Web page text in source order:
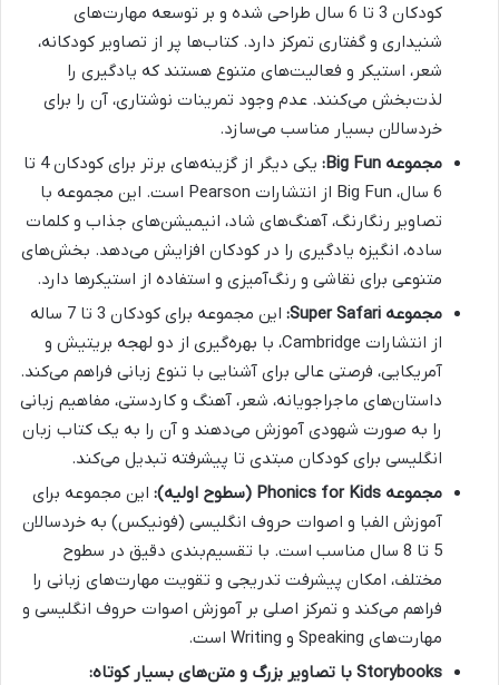
کودکان 3 تا 6 سال طراحی شده و بر توسعه مهارت‌های
شنیداری و گفتاری تمرکز دارد. کتاب‌ها پر از تصاویر کودکانه،
شعر، استیکر و فعالیت‌های متنوع هستند که یادگیری را
لذت‌بخش می‌کنند. عدم وجود تمرینات نوشتاری، آن را برای
خردسالان بسیار مناسب می‌سازد.
مجموعه Big Fun:
یکی دیگر از گزینه‌های برتر برای کودکان 4 تا
6 سال، Big Fun از انتشارات Pearson است. این مجموعه با
تصاویر رنگارنگ، آهنگ‌های شاد، انیمیشن‌های جذاب و کلمات
ساده، انگیزه یادگیری را در کودکان افزایش می‌دهد. بخش‌های
متنوعی برای نقاشی و رنگ‌آمیزی و استفاده از استیکرها دارد.
مجموعه Super Safari:
این مجموعه برای کودکان 3 تا 7 ساله
از انتشارات Cambridge، با بهره‌گیری از دو لهجه بریتیش و
آمریکایی، فرصتی عالی برای آشنایی با تنوع زبانی فراهم می‌کند.
داستان‌های ماجراجویانه، شعر، آهنگ و کاردستی، مفاهیم زبانی
را به صورت شهودی آموزش می‌دهند و آن را به یک کتاب زبان
انگلیسی برای کودکان مبتدی تا پیشرفته تبدیل می‌کند.
مجموعه Phonics for Kids (سطوح اولیه):
این مجموعه برای
آموزش الفبا و اصوات حروف انگلیسی (فونیکس) به خردسالان
5 تا 8 سال مناسب است. با تقسیم‌بندی دقیق در سطوح
مختلف، امکان پیشرفت تدریجی و تقویت مهارت‌های زبانی را
فراهم می‌کند و تمرکز اصلی بر آموزش اصوات حروف انگلیسی و
مهارت‌های Speaking و Writing است.
Storybooks با تصاویر بزرگ و متن‌های بسیار کوتاه: